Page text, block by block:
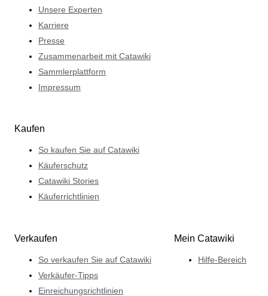
Unsere Experten
Karriere
Presse
Zusammenarbeit mit Catawiki
Sammlerplattform
Impressum
Kaufen
So kaufen Sie auf Catawiki
Käuferschutz
Catawiki Stories
Käuferrichtlinien
Verkaufen
So verkaufen Sie auf Catawiki
Verkäufer-Tipps
Einreichungsrichtlinien
Mein Catawiki
Hilfe-Bereich